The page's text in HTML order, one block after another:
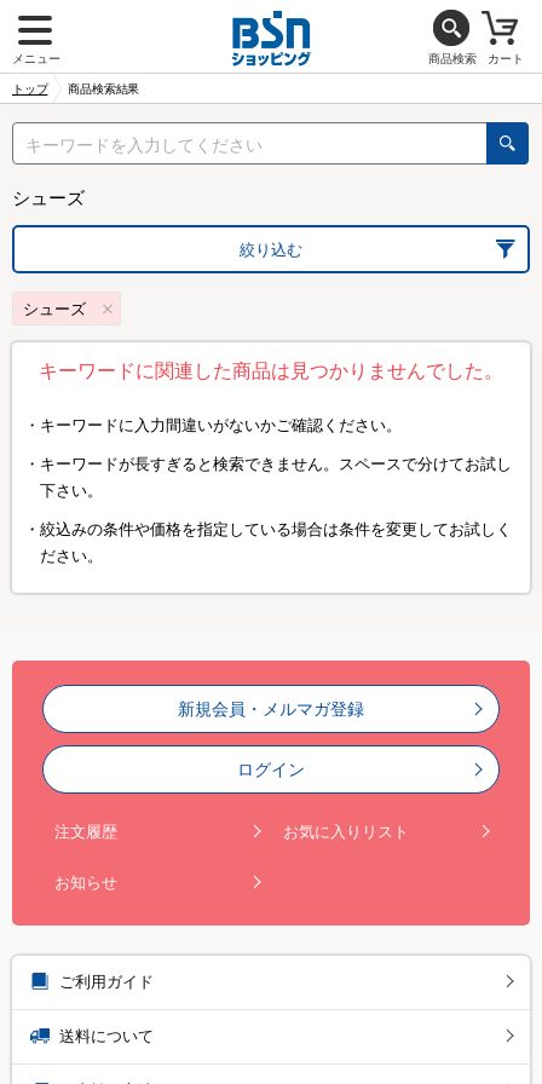
メニュー 商品検索 カート
トップ 商品検索結果
シューズ
絞り込む
シューズ
キーワードに関連した商品は見つかりませんでした。
キーワードに入力間違いがないかご確認ください。
キーワードが長すぎると検索できません。スペースで分けてお試し
下さい。
絞込みの条件や価格を指定している場合は条件を変更してお試しく
ださい。
新規会員・メルマガ登録
ログイン
注文履歴 お気に入りリスト
お知らせ
ご利用ガイド
送料について